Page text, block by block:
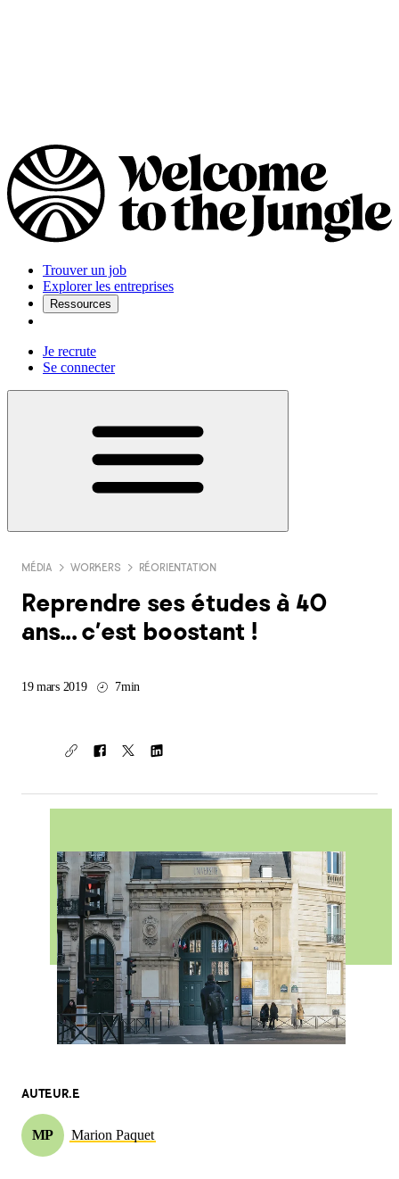
Trouver un job
Explorer les entreprises
Ressources
Je recrute
Se connecter
RÉORIENTATION
WORKERS
MÉDIA
Reprendre ses études à 40
ans... c'est boostant !
19 mars 2019 7min
AUTEUR.E
MP Marion Paquet